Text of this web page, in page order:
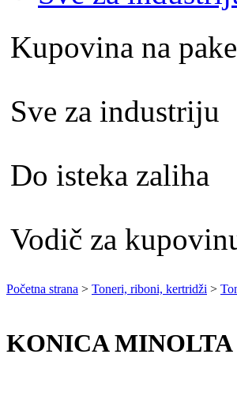
Kupovina na
Sve za industriju
Do isteka zaliha
Vodič za
Početna strana > Toneri, riboni, kertridži >
KONICA MINOLTA